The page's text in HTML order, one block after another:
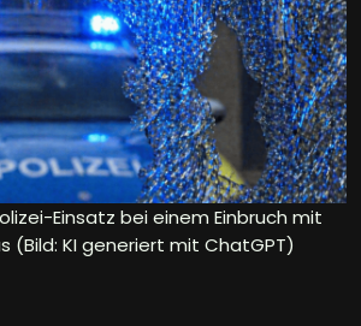
Einsatz bei einem Einbruch mit
(Bild: KI generiert mit ChatGPT)